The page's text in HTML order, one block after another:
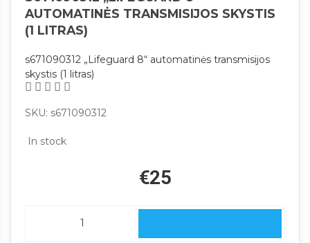
AUTOMATINĖS TRANSMISIJOS SKYSTIS
(1 LITRAS)
s671090312 „Lifeguard 8“ automatinės transmisijos
skystis (1 litras)
SKU: s671090312
In stock
€25